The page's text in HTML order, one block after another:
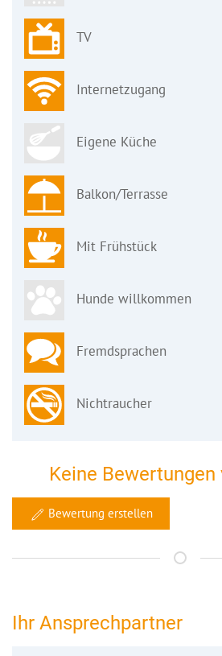
TV
Internetzugang
Eigene Küche
Balkon/Terrasse
Mit Frühstück
Hunde willkommen
Fremdsprachen
Nichtraucher
Keine Bewertungen
Bewertung erstellen
Ihr Ansprechpartner